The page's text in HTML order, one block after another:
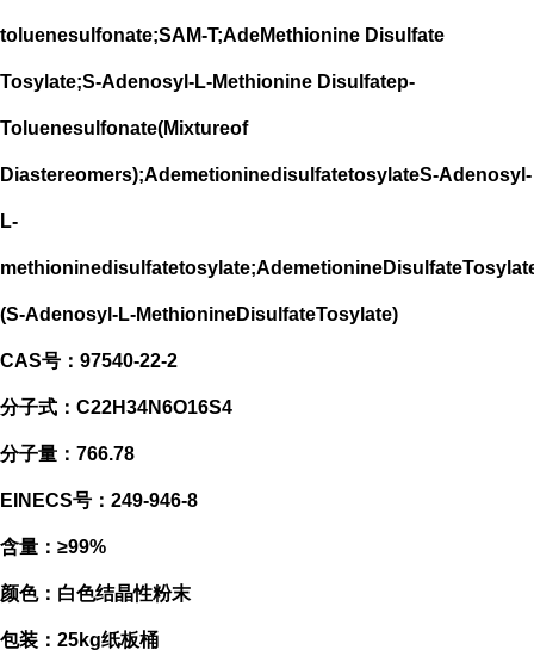
toluenesulfonate;SAM-T;AdeMethionine Disulfate
Tosylate;S-Adenosyl-L-Methionine Disulfatep-
Toluenesulfonate(Mixtureof
Diastereomers);AdemetioninedisulfatetosylateS-Adenosyl-
L-
(S-Adenosyl-L-MethionineDisulfateTosylate)
CAS号：97540-22-2
分子式：C22H34N6O16S4
分子量：766.78
EINECS号：249-946-8
含量：≥99%
颜色：白色结晶性粉末
包装：25kg纸板桶